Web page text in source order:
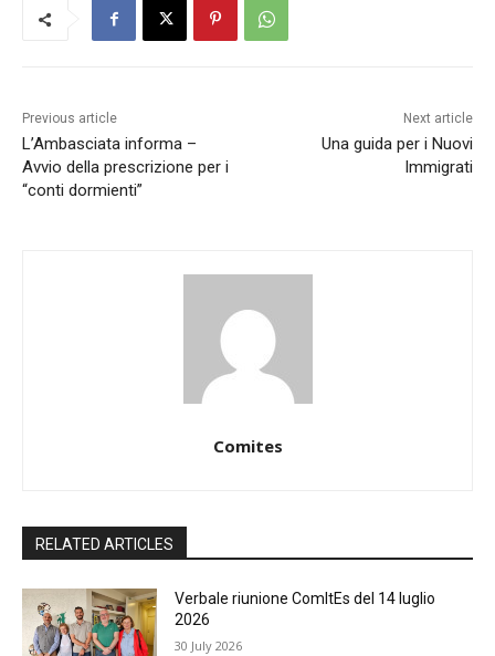
Previous article
L’Ambasciata informa –
Avvio della prescrizione per i
“conti dormienti”
Next article
Una guida per i Nuovi
Immigrati
Comites
RELATED ARTICLES
Verbale riunione ComItEs del 14 luglio
2026
30 July 2026